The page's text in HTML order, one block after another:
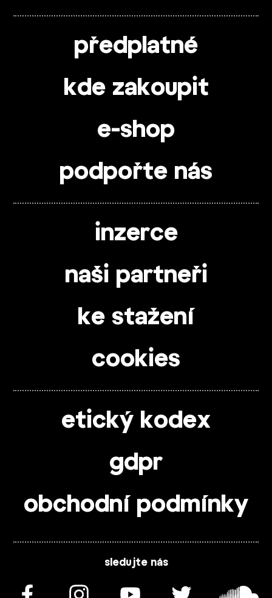
předplatné
kde zakoupit
e-shop
podpořte nás
inzerce
naši partneři
ke stažení
cookies
etický kodex
gdpr
obchodní podmínky
sledujte nás